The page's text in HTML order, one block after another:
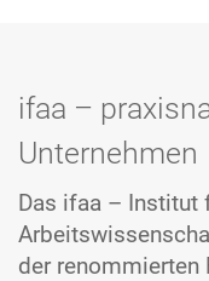
ifaa –
Unternehmen
Das ifaa – Institut
der